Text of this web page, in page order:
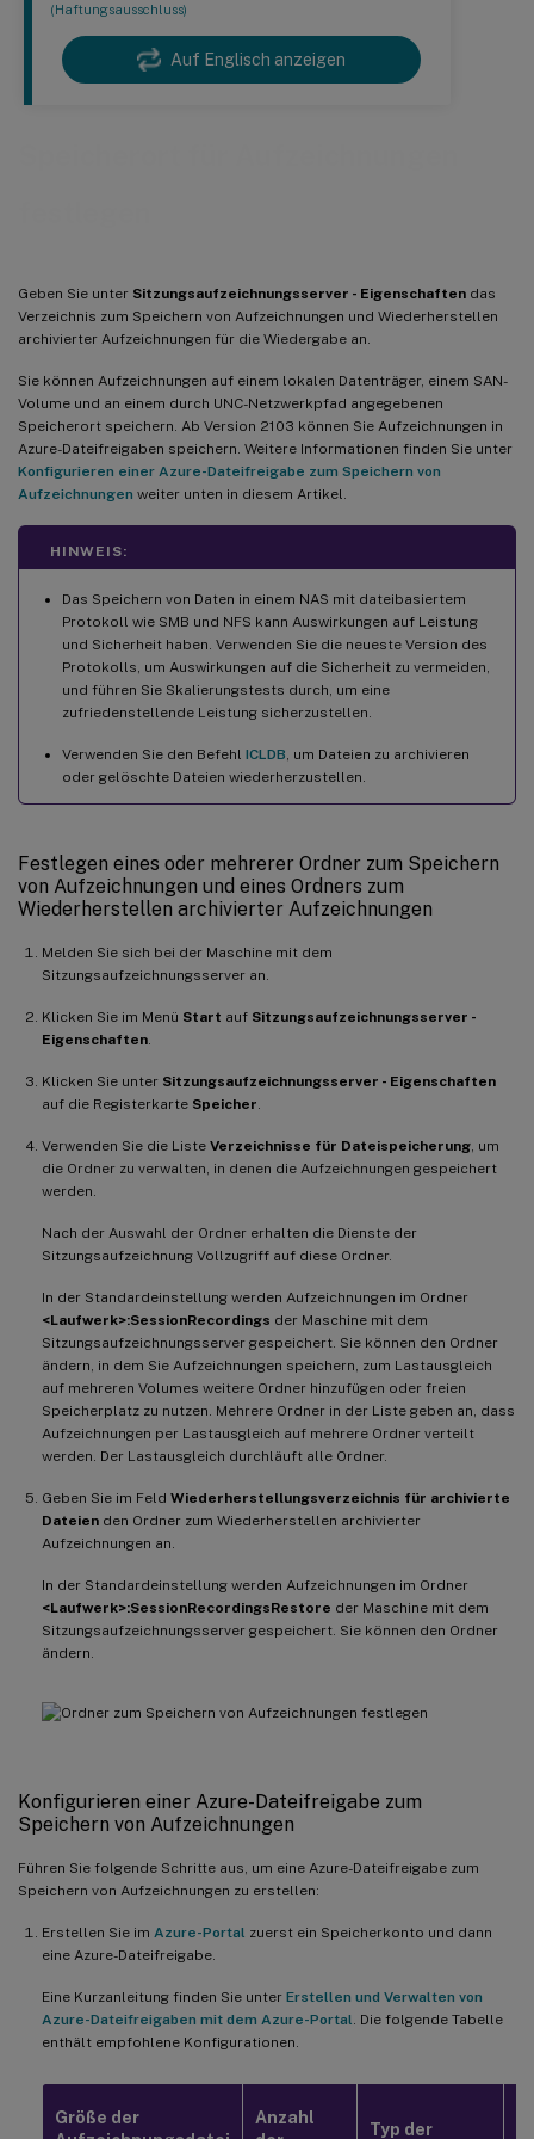
(Haftungsausschluss)
Auf Englisch anzeigen
Geben Sie unter Sitzungsaufzeichnungsserver - Eigenschaften das
Verzeichnis zum Speichern von Aufzeichnungen und Wiederherstellen
archivierter Aufzeichnungen für die Wiedergabe an.
Sie können Aufzeichnungen auf einem lokalen Datenträger, einem SAN-
Volume und an einem durch UNC-Netzwerkpfad angegebenen
Speicherort speichern. Ab Version 2103 können Sie Aufzeichnungen in
Azure-Dateifreigaben speichern. Weitere Informationen finden Sie unter
Konfigurieren einer Azure-Dateifreigabe zum Speichern von
Aufzeichnungen weiter unten in diesem Artikel.
HINWEIS:
Das Speichern von Daten in einem NAS mit dateibasiertem
Protokoll wie SMB und NFS kann Auswirkungen auf Leistung
und Sicherheit haben. Verwenden Sie die neueste Version des
Protokolls, um Auswirkungen auf die Sicherheit zu vermeiden,
und führen Sie Skalierungstests durch, um eine
zufriedenstellende Leistung sicherzustellen.
Verwenden Sie den Befehl ICLDB , um Dateien zu archivieren
oder gelöschte Dateien wiederherzustellen.
Festlegen eines oder mehrerer Ordner zum Speichern
von Aufzeichnungen und eines Ordners zum
Wiederherstellen archivierter Aufzeichnungen
Melden Sie sich bei der Maschine mit dem
Sitzungsaufzeichnungsserver an.
Klicken Sie im Menü Start auf Sitzungsaufzeichnungsserver -
Eigenschaften
Klicken Sie unter Sitzungsaufzeichnungsserver - Eigenschaften
auf die Registerkarte Speicher
Verwenden Sie die Liste Verzeichnisse für Dateispeicherung , um
die Ordner zu verwalten, in denen die Aufzeichnungen gespeichert
werden.
Nach der Auswahl der Ordner erhalten die Dienste der
Sitzungsaufzeichnung Vollzugriff auf diese Ordner.
In der Standardeinstellung werden Aufzeichnungen im Ordner
<Laufwerk>:SessionRecordings der Maschine mit dem
Sitzungsaufzeichnungsserver gespeichert. Sie können den Ordner
ändern, in dem Sie Aufzeichnungen speichern, zum Lastausgleich
auf mehreren Volumes weitere Ordner hinzufügen oder freien
Speicherplatz zu nutzen. Mehrere Ordner in der Liste geben an, dass
Aufzeichnungen per Lastausgleich auf mehrere Ordner verteilt
werden. Der Lastausgleich durchläuft alle Ordner.
Geben Sie im Feld Wiederherstellungsverzeichnis für archivierte
Dateien den Ordner zum Wiederherstellen archivierter
Aufzeichnungen an.
In der Standardeinstellung werden Aufzeichnungen im Ordner
<Laufwerk>:SessionRecordingsRestore der Maschine mit dem
Sitzungsaufzeichnungsserver gespeichert. Sie können den Ordner
ändern.
Konfigurieren einer Azure-Dateifreigabe zum
Speichern von Aufzeichnungen
Führen Sie folgende Schritte aus, um eine Azure-Dateifreigabe zum
Speichern von Aufzeichnungen zu erstellen:
Erstellen Sie im Azure-Portal zuerst ein Speicherkonto und dann
eine Azure-Dateifreigabe.
Eine Kurzanleitung finden Sie unter Erstellen und Verwalten von
Azure-Dateifreigaben mit dem Azure-Portal . Die folgende Tabelle
enthält empfohlene Konfigurationen.
Größe der
Anzahl
Typ der